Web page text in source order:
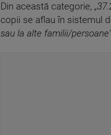
Din această categorie,
copii se aflau în sistemul
sau la alte familii/